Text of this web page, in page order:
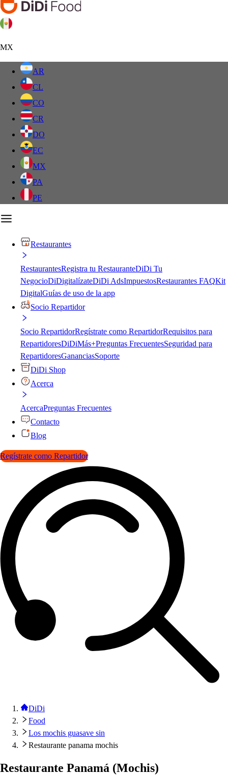
MX
AR
CL
CO
CR
DO
EC
MX
PA
PE
Restaurantes
RestaurantesRegistra tu RestauranteDiDi Tu
NegocioDiDigitalízateDiDi AdsImpuestosRestaurantes FAQKit
DigitalGuías de uso de la app
Socio Repartidor
Socio RepartidorRegístrate como RepartidorRequisitos para
RepartidoresDiDiMás+Preguntas FrecuentesSeguridad para
RepartidoresGananciasSoporte
DiDi Shop
Acerca
AcercaPreguntas Frecuentes
Contacto
Blog
Regístrate como Repartidor
DiDi
Food
Los mochis guasave sin
Restaurante panama mochis
Restaurante Panamá (Mochis)